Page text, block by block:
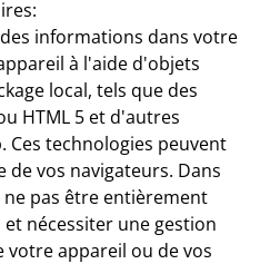
informations dans votre
à l'aide d'objets
local, tels que des
HTML 5 et d'autres
Ces technologies peuvent
vos navigateurs. Dans
pas être entièrement
nécessiter une gestion
appareil ou de vos